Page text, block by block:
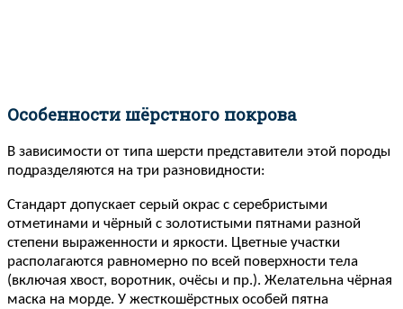
Особенности шёрстного покрова
В зависимости от типа шерсти представители этой породы
подразделяются на три разновидности:
Стандарт допускает серый окрас с серебристыми
отметинами и чёрный с золотистыми пятнами разной
степени выраженности и яркости. Цветные участки
располагаются равномерно по всей поверхности тела
(включая хвост, воротник, очёсы и пр.). Желательна чёрная
маска на морде. У жесткошёрстных особей пятна